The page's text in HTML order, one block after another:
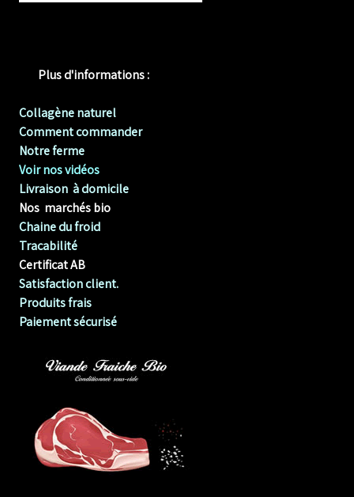
Plus d'informations :
Collagène naturel
Comment commander
Notre ferme
Voir nos vidéos
Livraison à domicile
Nos marchés bio
Chaine du froid
Tracabilité
Certificat AB
Satisfaction client.
Produits frais
Paiement sécurisé